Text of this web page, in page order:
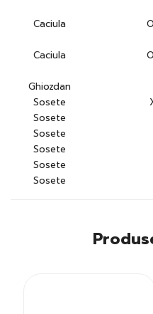
Caciula
Caciula
Ghiozdan
Sosete
Sosete
Sosete
Sosete
Sosete
Sosete